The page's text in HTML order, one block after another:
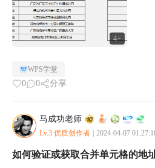
4+
WPS学堂
0 0 分享
马成功老师
Lv.3 优质创作者 2024-04-07
如何验证或获取合并单元格的地